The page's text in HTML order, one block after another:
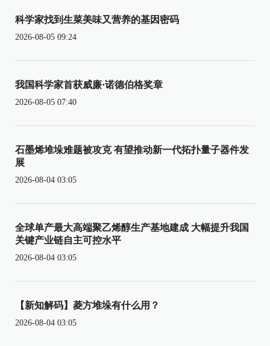
科学家找到生菜美味又营养的基因密码
2026-08-05 09:24
我国科学家首获威廉·诺德伯格奖章
2026-08-05 07:40
石墨烯堆垛难题被攻克 有望推动新一代拓扑量子器件发
展
2026-08-04 03:05
全球单产最大高端聚乙烯醇生产基地建成 大幅提升我国
关键产业链自主可控水平
2026-08-04 03:05
【新知解码】菱方堆垛有什么用？
2026-08-04 03:05